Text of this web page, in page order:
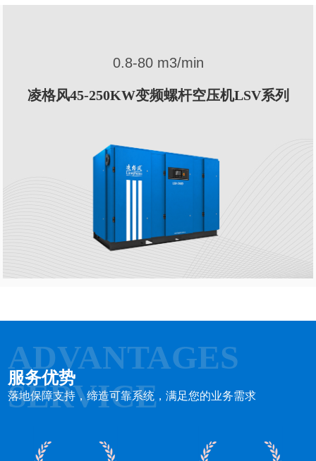
0.8-80 m3/min
凌格风45-250KW变频螺杆空压机LSV系列
ADVANTAGES
SERVICE
服务优势
落地保障支持，缔造可靠系统，满足您的业务需求